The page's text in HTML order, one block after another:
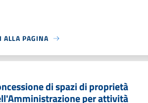
ALLA PAGINA
di spazi di proprietà
per attività